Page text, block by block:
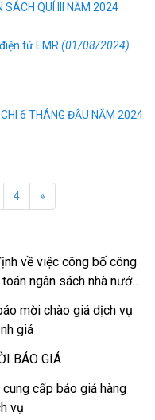
SÁCH QUÍ III NĂM 2024
tử EMR (01/08/2024)
6 THÁNG ĐẦU NĂM 2024
4 »
về việc công bố công
ngân sách nhà nước
mời chào giá dịch vụ
giá
BÁO GIÁ
cấp báo giá hàng
vụ